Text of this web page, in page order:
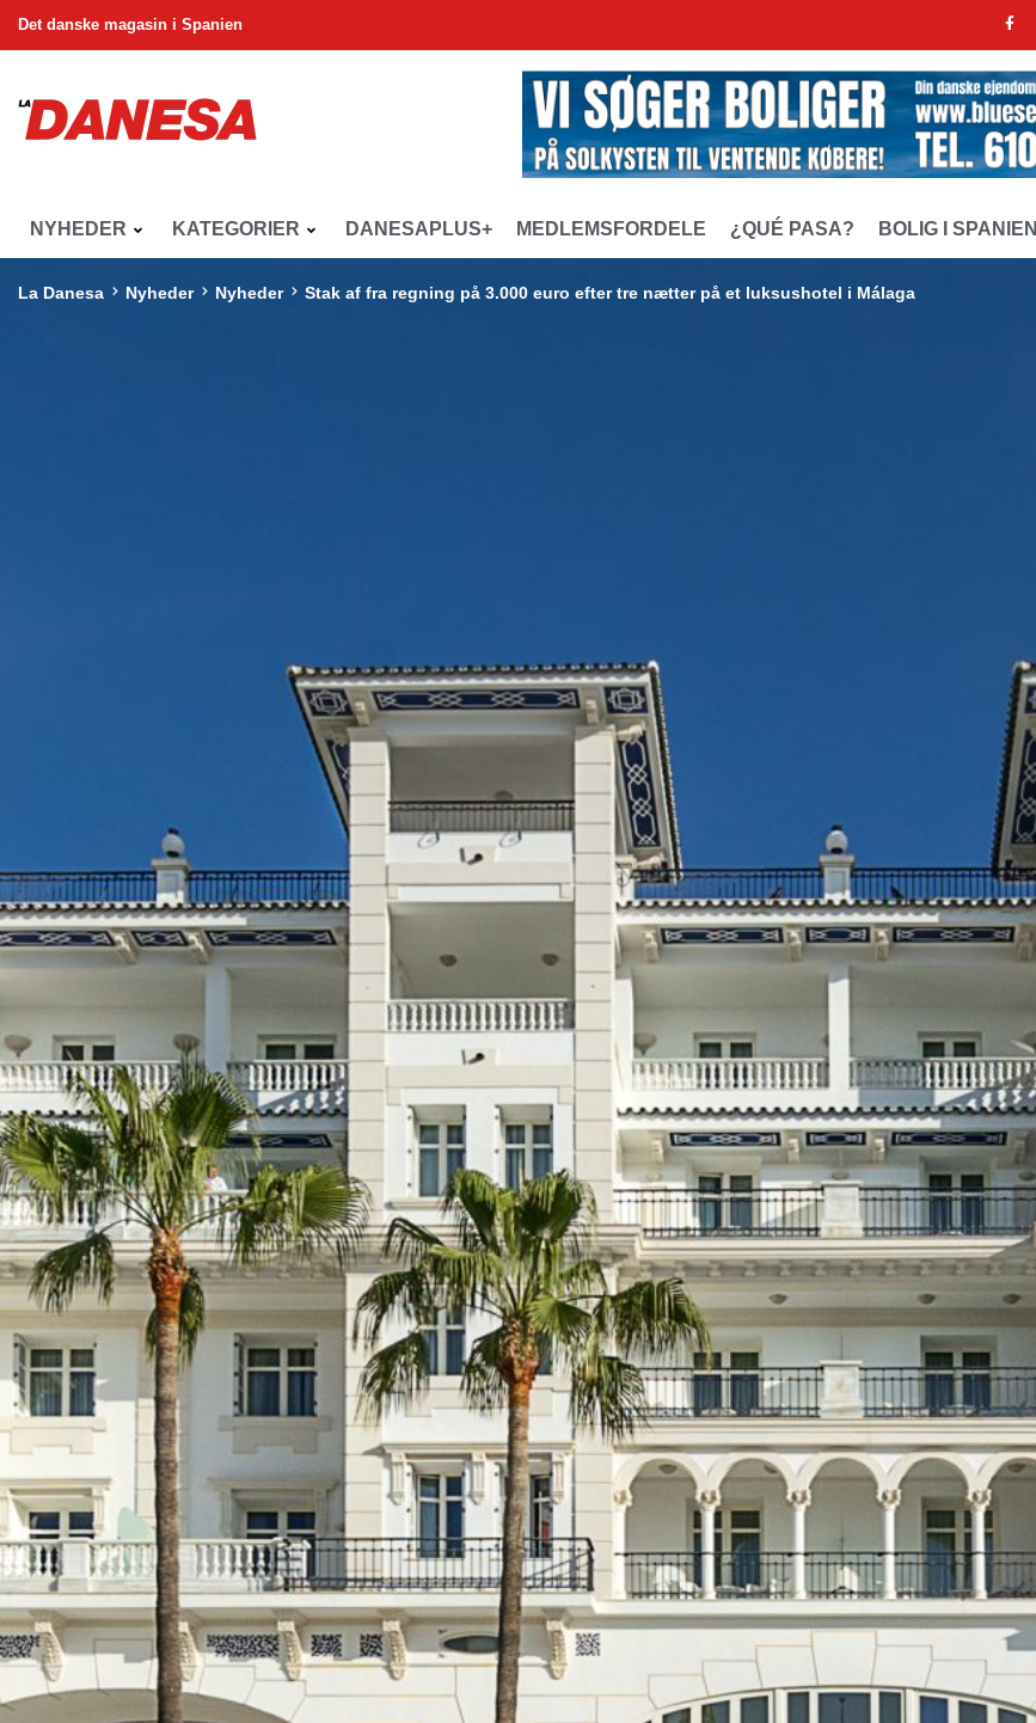
Det danske magasin i Spanien
NYHEDER KATEGORIER DANESAPLUS+ MEDLEMSFORDELE ¿QUÉ PASA? BOLIG I SPANIEN
La Danesa Nyheder Nyheder Stak af fra regning på 3.000 euro efter tre nætter på et luksushotel i Málaga